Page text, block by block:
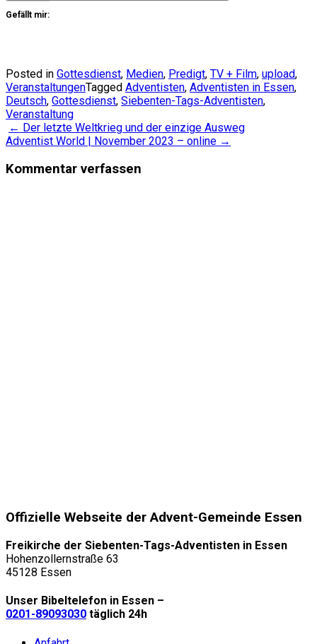
Gefällt mir:
Posted in Gottesdienst, Medien, Predigt, TV + Film, upload,
VeranstaltungenTagged Adventisten, Adventisten in Essen,
Deutsch, Gottesdienst, Siebenten-Tags-Adventisten,
Veranstaltung
Post
navigation
← Der letzte Weltkrieg und der einzige Ausweg
Adventist World | November 2023 – online →
Kommentar verfassen
Offizielle Webseite der Advent-Gemeinde Essen
Freikirche der Siebenten-Tags-Adventisten in Essen
Hohenzollernstraße 63
45128 Essen
Unser Bibeltelefon in Essen –
0201-89093030 täglich 24h